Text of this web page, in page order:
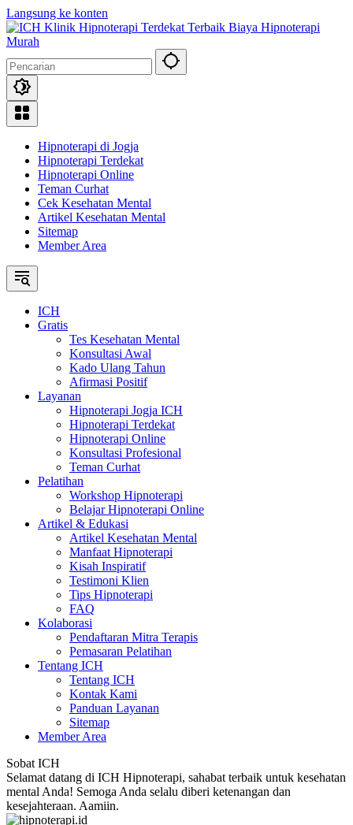
Langsung ke konten
Hipnoterapi di Jogja
Hipnoterapi Terdekat
Hipnoterapi Online
Teman Curhat
Cek Kesehatan Mental
Artikel Kesehatan Mental
Sitemap
Member Area
ICH
Gratis
Tes Kesehatan Mental
Konsultasi Awal
Kado Ulang Tahun
Afirmasi Positif
Layanan
Hipnoterapi Jogja ICH
Hipnoterapi Terdekat
Hipnoterapi Online
Konsultasi Profesional
Teman Curhat
Pelatihan
Workshop Hipnoterapi
Belajar Hipnoterapi Online
Artikel & Edukasi
Artikel Kesehatan Mental
Manfaat Hipnoterapi
Kisah Inspiratif
Testimoni Klien
Tips Hipnoterapi
FAQ
Kolaborasi
Pendaftaran Mitra Terapis
Pemasaran Pelatihan
Tentang ICH
Tentang ICH
Kontak Kami
Panduan Layanan
Sitemap
Member Area
Sobat ICH
Selamat datang di ICH Hipnoterapi, sahabat terbaik untuk kesehatan
mental Anda! Semoga Anda selalu diberi ketenangan dan
kesejahteraan. Aamiin.